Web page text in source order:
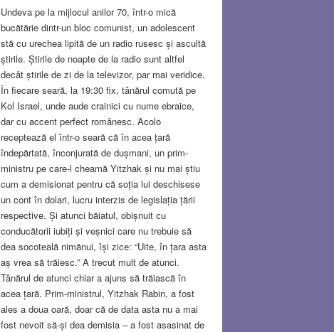
Undeva pe la mijlocul anilor 70, într-o mică
bucătărie dintr-un bloc comunist, un adolescent
stă cu urechea lipită de un radio rusesc și ascultă
știrile. Știrile de noapte de la radio sunt altfel
decât știrile de zi de la televizor, par mai veridice.
În fiecare seară, la 19:30 fix, tânărul comută pe
Kol Israel, unde aude crainici cu nume ebraice,
dar cu accent perfect românesc. Acolo
receptează el într-o seară că în acea țară
îndepărtată, înconjurată de dușmani, un prim-
ministru pe care-l cheamă Yitzhak și nu mai știu
cum a demisionat pentru că soția lui deschisese
un cont în dolari, lucru interzis de legislația țării
respective. Și atunci băiatul, obișnuit cu
conducătorii iubiți și veșnici care nu trebuie să
dea socoteală nimănui, își zice: “Uite, în țara asta
aș vrea să trăiesc.” A trecut mult de atunci.
Tânărul de atunci chiar a ajuns să trăiască în
acea țară. Prim-ministrul, Yitzhak Rabin, a fost
ales a doua oară, doar că de data asta nu a mai
fost nevoit să-și dea demisia – a fost asasinat de